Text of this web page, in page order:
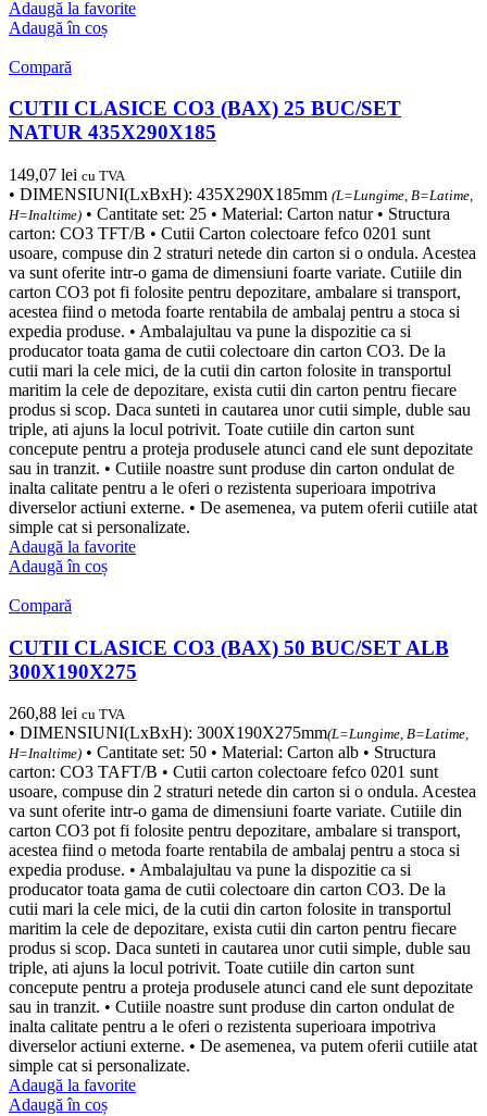
Adaugă la favorite
Adaugă în coș
Compară
CUTII CLASICE CO3 (BAX) 25 BUC/SET
NATUR 435X290X185
149,07 lei cu TVA
• DIMENSIUNI(LxBxH): 435X290X185mm (L=Lungime, B=Latime,
H=Inaltime) • Cantitate set: 25 • Material: Carton natur • Structura
carton: CO3 TFT/B • Cutii Carton colectoare fefco 0201 sunt
usoare, compuse din 2 straturi netede din carton si o ondula. Acestea
va sunt oferite intr-o gama de dimensiuni foarte variate. Cutiile din
carton CO3 pot fi folosite pentru depozitare, ambalare si transport,
acestea fiind o metoda foarte rentabila de ambalaj pentru a stoca si
expedia produse. • Ambalajultau va pune la dispozitie ca si
producator toata gama de cutii colectoare din carton CO3. De la
cutii mari la cele mici, de la cutii din carton folosite in transportul
maritim la cele de depozitare, exista cutii din carton pentru fiecare
produs si scop. Daca sunteti in cautarea unor cutii simple, duble sau
triple, ati ajuns la locul potrivit. Toate cutiile din carton sunt
concepute pentru a proteja produsele atunci cand ele sunt depozitate
sau in tranzit. • Cutiile noastre sunt produse din carton ondulat de
inalta calitate pentru a le oferi o rezistenta superioara impotriva
diverselor actiuni externe. • De asemenea, va putem oferii cutiile atat
simple cat si personalizate.
Adaugă la favorite
Adaugă în coș
Compară
CUTII CLASICE CO3 (BAX) 50 BUC/SET ALB
300X190X275
260,88 lei cu TVA
• DIMENSIUNI(LxBxH): 300X190X275mm(L=Lungime, B=Latime,
H=Inaltime) • Cantitate set: 50 • Material: Carton alb • Structura
carton: CO3 TAFT/B • Cutii carton colectoare fefco 0201 sunt
usoare, compuse din 2 straturi netede din carton si o ondula. Acestea
va sunt oferite intr-o gama de dimensiuni foarte variate. Cutiile din
carton CO3 pot fi folosite pentru depozitare, ambalare si transport,
acestea fiind o metoda foarte rentabila de ambalaj pentru a stoca si
expedia produse. • Ambalajultau va pune la dispozitie ca si
producator toata gama de cutii colectoare din carton CO3. De la
cutii mari la cele mici, de la cutii din carton folosite in transportul
maritim la cele de depozitare, exista cutii din carton pentru fiecare
produs si scop. Daca sunteti in cautarea unor cutii simple, duble sau
triple, ati ajuns la locul potrivit. Toate cutiile din carton sunt
concepute pentru a proteja produsele atunci cand ele sunt depozitate
sau in tranzit. • Cutiile noastre sunt produse din carton ondulat de
inalta calitate pentru a le oferi o rezistenta superioara impotriva
diverselor actiuni externe. • De asemenea, va putem oferii cutiile atat
simple cat si personalizate.
Adaugă la favorite
Adaugă în coș